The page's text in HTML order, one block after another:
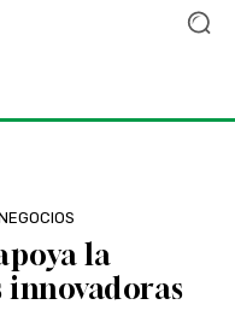
la
innovadoras